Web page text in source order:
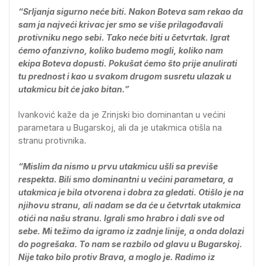
“Srljanja sigurno neće biti. Nakon Boteva sam rekao da
sam ja najveći krivac jer smo se više prilagođavali
protivniku nego sebi. Tako neće biti u četvrtak. Igrat
ćemo ofanzivno, koliko budemo mogli, koliko nam
ekipa Boteva dopusti. Pokušat ćemo što prije anulirati
tu prednost i kao u svakom drugom susretu ulazak u
utakmicu bit će jako bitan.”
Ivanković kaže da je Zrinjski bio dominantan u većini
parametara u Bugarskoj, ali da je utakmica otišla na
stranu protivnika.
“Mislim da nismo u prvu utakmicu ušli sa previše
respekta. Bili smo dominantni u većini parametara, a
utakmica je bila otvorena i dobra za gledati. Otišlo je na
njihovu stranu, ali nadam se da će u četvrtak utakmica
otići na našu stranu. Igrali smo hrabro i dali sve od
sebe. Mi težimo da igramo iz zadnje linije, a onda dolazi
do pogrešaka. To nam se razbilo od glavu u Bugarskoj.
Nije tako bilo protiv Brava, a moglo je. Radimo iz